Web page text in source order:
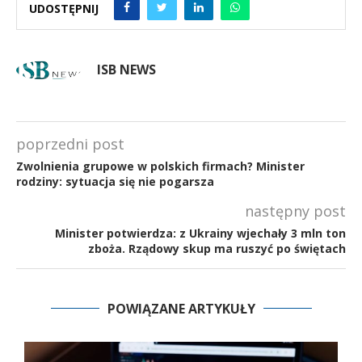
UDOSTĘPNIJ
ISB NEWS
poprzedni post
Zwolnienia grupowe w polskich firmach? Minister
rodziny: sytuacja się nie pogarsza
następny post
Minister potwierdza: z Ukrainy wjechały 3 mln ton
zboża. Rządowy skup ma ruszyć po świętach
POWIĄZANE ARTYKUŁY